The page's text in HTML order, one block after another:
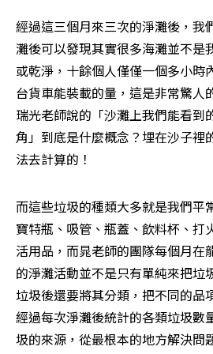
經過這三個月來三次的淨灘後，我
灘後可以發現其實很多海灘並不是
或乾淨，十餘個人僅僅一個多小時
台貨車能裝載的量，這是非常驚人
瑞光老師說的「沙灘上我們能看到
角」到底是什麼概念？埋在沙子裡
法去計算的！
而這些垃圾的種類大多就是我們平
寶特瓶、吸管、瓶蓋、飲料杯、打
活用品，而晁老師的團隊每個月在
的淨灘活動並不是只有單純來把垃
垃圾後還要將其分類，把不同的品
經過每次淨灘後統計的各類垃圾數
圾的來源，從最根本的地方解決問